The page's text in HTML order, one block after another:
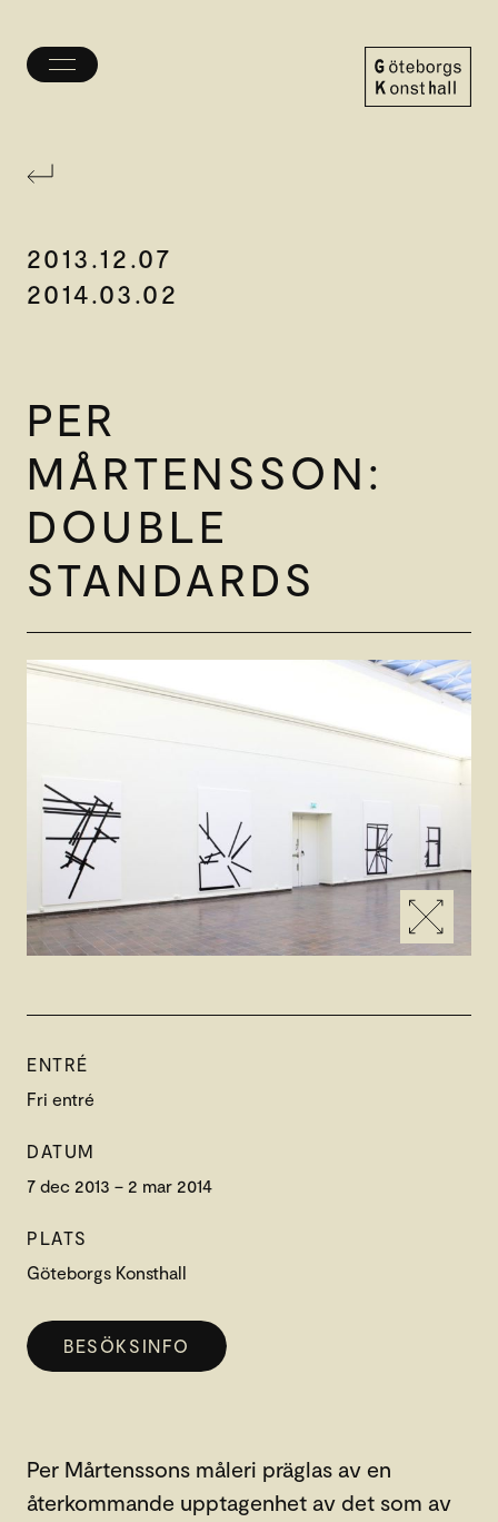
Öppna/stäng
2013.12.07
2014.03.02
PER
MÅRTENSSON:
DOUBLE
STANDARDS
ENTRÉ
Fri entré
DATUM
7 dec 2013 – 2 mar 2014
PLATS
Göteborgs Konsthall
BESÖKSINFO
Per Mårtenssons måleri präglas av en
återkommande upptagenhet av det som av